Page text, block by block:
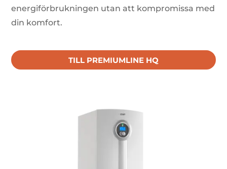
energiförbrukningen utan att kompromissa med
din komfort.
TILL PREMIUMLINE HQ